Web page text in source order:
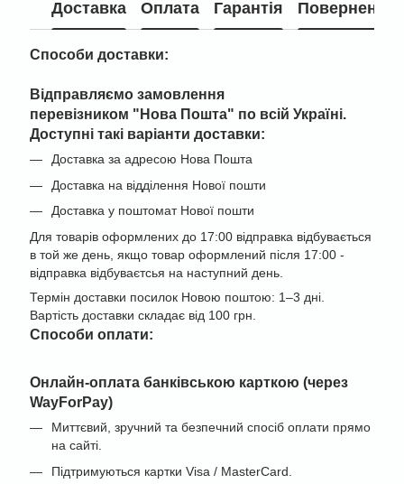
Доставка Оплата Гарантія Повернення
Способи доставки:
Відправляємо замовлення
перевізником " Нова Пошта" по всій Україні.
Доступні такі варіанти доставки:
Доставка за адресою Нова Пошта
Доставка на відділення Нової пошти
Доставка у поштомат Нової пошти
Для товарів оформлених до 17:00 відправка відбувається
в той же день, якщо товар оформлений після 17:00 -
відправка відбуваєтсья на наступний день.
Термін доставки посилок Новою поштою: 1–3 дні.
Вартість доставки складає від 100 грн.
Cпособи оплати:
Онлайн-оплата банківською карткою (через
WayForPay)
Миттєвий, зручний та безпечний спосіб оплати прямо
на сайті.
Підтримуються картки Visa / MasterCard.